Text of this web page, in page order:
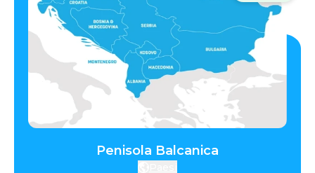
Penisola Balcanica